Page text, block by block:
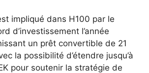
impliqué dans H100 par le
d’investissement l’année
un prêt convertible de 21
la possibilité d’étendre jusqu’à
pour soutenir la stratégie de